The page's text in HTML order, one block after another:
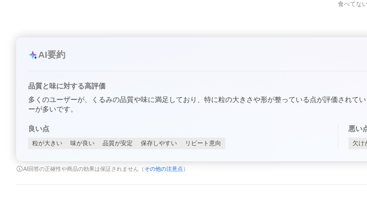
食べてな
AI要約
品質と味に対する高評価
多くのユーザーが、くるみの品質や味に満足しており、特に粒の大きさや形が整っている点が評価され
ーが多いです。
良い点
粒が大きい 味が良い 品質が安定 保存しやすい リピート意向
悪い
欠け
AI回答の正確性や商品の効果は保証されません（ その他の注意点 ）